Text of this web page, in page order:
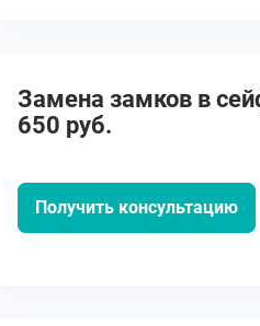
Замена замков в
650 руб.
Получить консультацию